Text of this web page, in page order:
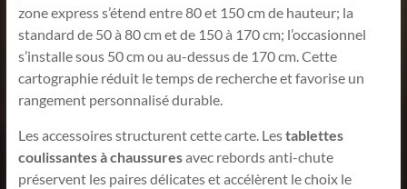
zone express s’étend entre 80 et 150 cm de hauteur; la
standard de 50 à 80 cm et de 150 à 170 cm; l’occasionnel
s’installe sous 50 cm ou au-dessus de 170 cm. Cette
cartographie réduit le temps de recherche et favorise un
rangement personnalisé durable.
Les accessoires structurent cette carte. Lestablettes
coulissantes à chaussuresavec rebords anti-chute
préservent les paires délicates et accélèrent le choix le